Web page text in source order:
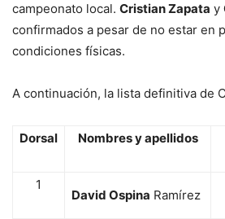
campeonato local. Cristian Zapata y
confirmados a pesar de no estar en
condiciones físicas.
A continuación, la lista definitiva de
Dorsal Nombres y apellidos
1
David Ospina Ramírez